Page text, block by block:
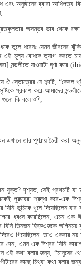
এবং অনুষ্ঠানের দ্বারা আধিপত্য
অসম্ভব ভাব থেকে রক্ষা
তুলে ধরেনঃ যেমন জীবনের
এই মূল্য বোধকে ত্যাগ করতে
মন্ডলীতে যাওয়াটা ঘৃণা করে
ঐ স্তোত্রের যে শব্দটি, “কেবল
প্রকাশ করে-আমাদের
গুলো কি বলে শুণি,
তার পুণরায় তৈরী করা
যুক্ত? দৃশ্যত, সেই প্রথমটি যা
পুরুষেরা শ্রদ্ধা করে-এক
ভুমিকে খুলে দিয়েছিলেন
ধ্বংস করেছিলেন; এমন এক
যিনি তিনজন হিব্রুওজকে
গিয়েছিলেন, তাও একবার
দেন; এমন এক ঈশ্বর যিনি
এই কথা বলার জন্য, “মানুষের
কাছে মিথ্যা কথা বলার